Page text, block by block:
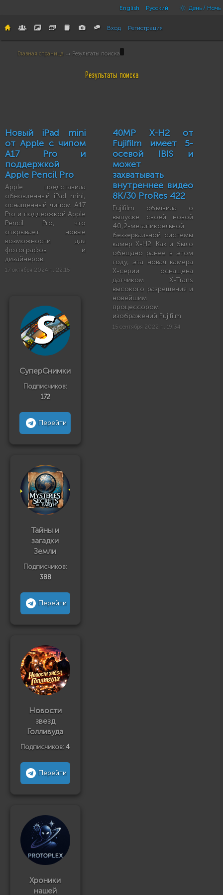
English Русский День / Ночь
Вход Регистрация
Главная страница → Результаты поиска
Результаты поиска
Новый iPad mini
от Apple с чипом
A17 Pro и
поддержкой
Apple Pencil Pro
Apple представила
обновленный iPad mini,
оснащенный чипом A17
Pro и поддержкой Apple
Pencil Pro, что
открывает новые
возможности для
фотографов и
дизайнеров.
17 октября 2024 г., 22:15
СуперСнимки
Подписчиков:
172
Перейти
Тайны и
загадки
Земли
Подписчиков:
388
Перейти
Новости
звезд
Голливуда
Подписчиков:4
Перейти
Хроники
нашей
40MP X-H2 от
Fujifilm имеет 5-
осевой IBIS и
может
захватывать
внутреннее видео
8K/30 ProRes 422
Fujifilm объявила о
выпуске своей новой
40,2-мегапиксельной
беззеркальной системы
камер X-H2. Как и было
обещано ранее в этом
году, эта новая камера
X-серии оснащена
датчиком X-Trans
высокого разрешения и
новейшим
процессором
изображений Fujifilm
15 сентября 2022 г., 19:34